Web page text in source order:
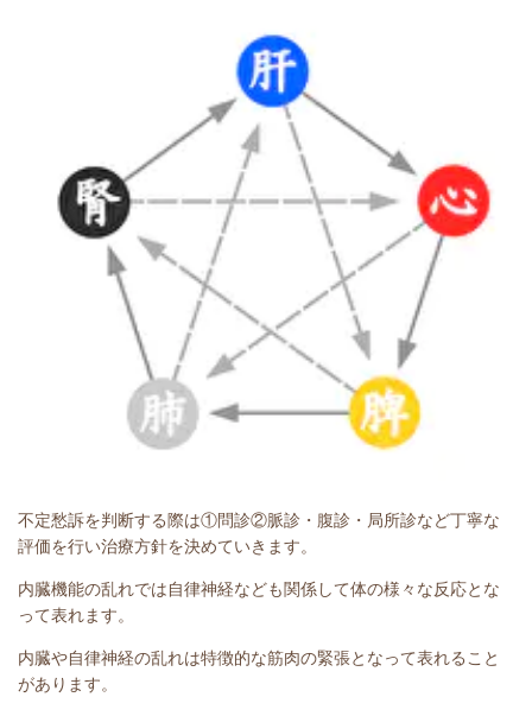
不定愁訴を判断する際は①問診②脈診・腹診・局所診など丁寧な
評価を行い治療方針を決めていきます。
内臓機能の乱れでは自律神経なども関係して体の様々な反応とな
って表れます。
内臓や自律神経の乱れは特徴的な筋肉の緊張となって表れること
があります。